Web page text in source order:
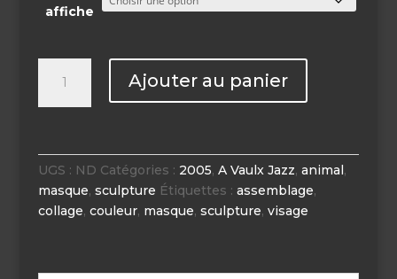
affiche
Affiche
Jazz
2005
Ajouter au panier
UGS : ND Catégories : 2005, A Vaulx Jazz, animal,
masque, sculpture Étiquettes : assemblage,
collage, couleur, masque, sculpture, visage